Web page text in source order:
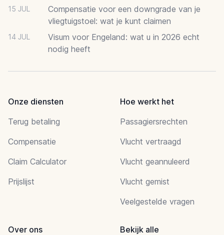
15 JUL
Compensatie voor een downgrade van je
vliegtuigstoel: wat je kunt claimen
14 JUL
Visum voor Engeland: wat u in 2026 echt
nodig heeft
Onze diensten
Terug betaling
Compensatie
Claim Calculator
Prijslijst
Hoe werkt het
Passagiersrechten
Vlucht vertraagd
Vlucht geannuleerd
Vlucht gemist
Veelgestelde vragen
Over ons
Bekijk alle